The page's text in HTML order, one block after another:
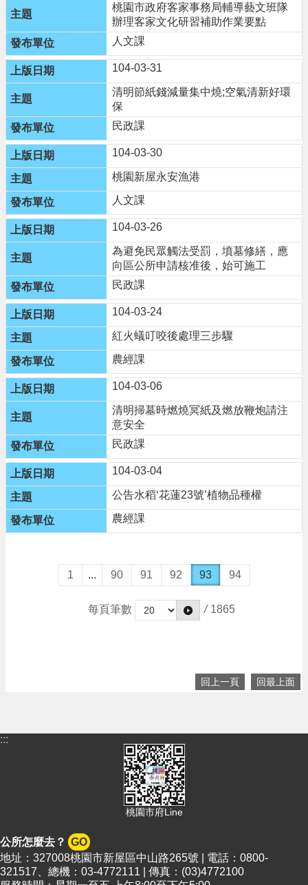
桃園市政府客家事務局輔導藝文班隊
辦理客家文化研習補助作業要點
人文課
104-03-31
清明節紙錢減量集中燒;空氣清新好環
保
民政課
104-03-30
桃園新屋永安漁港
人文課
104-03-26
為避免民眾觸法受罰，墳墓修繕，應
向區公所申請核准後，始可施工
民政課
104-03-24
紅火蟻叮咬後處理三步驟
農經課
104-03-06
清明掃墓時燃燒冥紙及燃放鞭炮請注
意安全
民政課
104-03-04
公告水稻‘花蓮23號’植物品種權
農經課
1 ... 90 91 92 93 94
每頁筆數 / 1865
回上一頁 回最上面
:::
桃園市府Line
公所怎麼去？ GO
地址：327008桃園市新屋區中山路265號 | 電話：0800-
321517、總機：03-4772111 | 傳真：(03)4772100